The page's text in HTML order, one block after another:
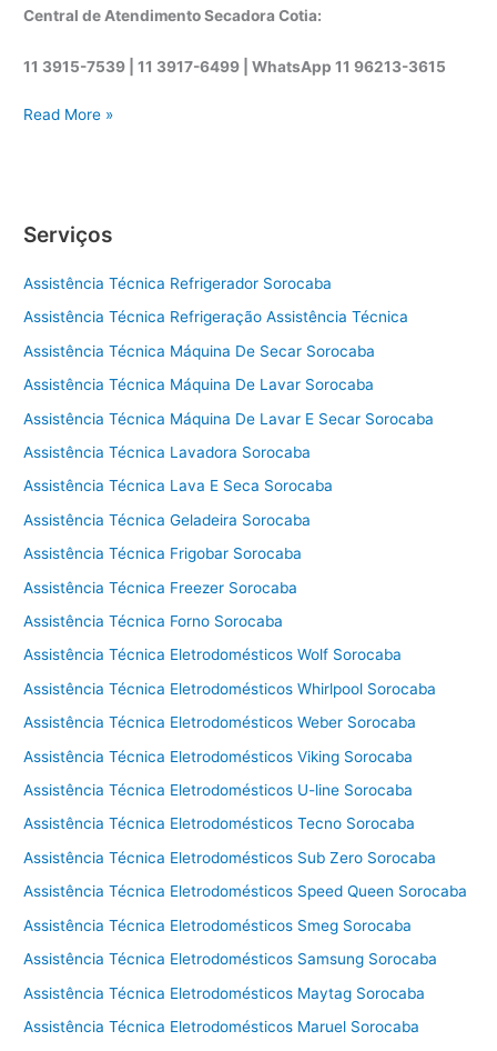
Central de Atendimento Secadora Cotia:
11 3915-7539 | 11 3917-6499 |WhatsApp11 96213-3615
A
t
n
c
a
t
n
i
a
s
a
d
r
a
C
t
i
Read More »
Serviços
Assistência Técnica Refrigerador Sorocaba
Assistência Técnica Refrigeração Assistência Técnica
Assistência Técnica Máquina De Secar Sorocaba
Assistência Técnica Máquina De Lavar Sorocaba
Assistência Técnica Máquina De Lavar E Secar Sorocaba
Assistência Técnica Lavadora Sorocaba
Assistência Técnica Lava E Seca Sorocaba
Assistência Técnica Geladeira Sorocaba
Assistência Técnica Frigobar Sorocaba
Assistência Técnica Freezer Sorocaba
Assistência Técnica Forno Sorocaba
Assistência Técnica Eletrodomésticos Wolf Sorocaba
Assistência Técnica Eletrodomésticos Whirlpool Sorocaba
Assistência Técnica Eletrodomésticos Weber Sorocaba
Assistência Técnica Eletrodomésticos Viking Sorocaba
Assistência Técnica Eletrodomésticos U-line Sorocaba
Assistência Técnica Eletrodomésticos Tecno Sorocaba
Assistência Técnica Eletrodomésticos Sub Zero Sorocaba
Assistência Técnica Eletrodomésticos Speed Queen Sorocaba
Assistência Técnica Eletrodomésticos Smeg Sorocaba
Assistência Técnica Eletrodomésticos Samsung Sorocaba
Assistência Técnica Eletrodomésticos Maytag Sorocaba
Assistência Técnica Eletrodomésticos Maruel Sorocaba